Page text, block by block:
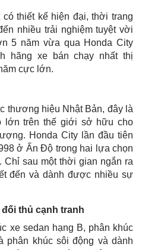
thiết kế hiện đại, thời trang
nhiều trải nghiệm tuyệt vời
5 năm vừa qua Honda City
hãng xe bán chạy nhất thị
cực lớn.
thương hiệu Nhật Bản, đây là
lớn trên thế giới sở hữu cho
Honda City lần đầu tiên
ở Ấn Độ trong hai lựa chọn
Chỉ sau một thời gian ngắn ra
đến và dành được nhiều sự
thủ cạnh tranh
xe sedan hạng B, phân khúc
khúc sôi động và dành